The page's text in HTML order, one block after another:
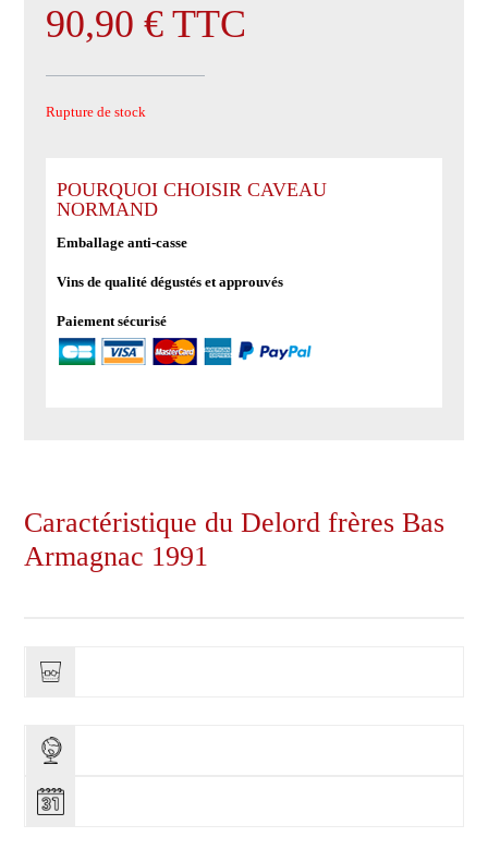
90,90€ TTC
Rupture de stock
POURQUOI CHOISIR CAVEAU
NORMAND
Emballage anti-casse
Vins de qualité dégustés et approuvés
Paiement sécurisé
Caractéristique du Delord frères Bas
Armagnac 1991